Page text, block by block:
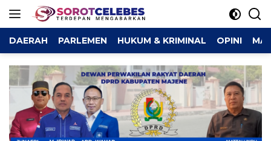
DAERAH PARLEMEN HUKUM & KRIMINAL OPINI